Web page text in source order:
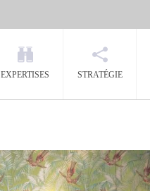
EXPERTISES STRATÉGIE